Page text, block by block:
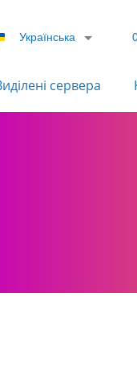
Українська
сервера